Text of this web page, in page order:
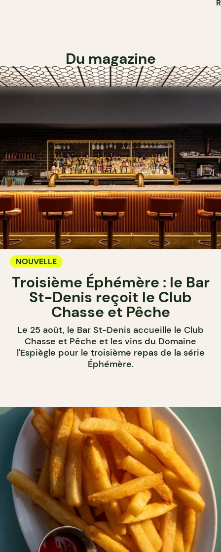
Du magazine
NOUVELLE
Troisième Éphémère : le Bar
St-Denis reçoit le Club
Chasse et Pêche
Le 25 août, le Bar St-Denis accueille le Club
Chasse et Pêche et les vins du Domaine
l'Espiègle pour le troisième repas de la série
Éphémère.